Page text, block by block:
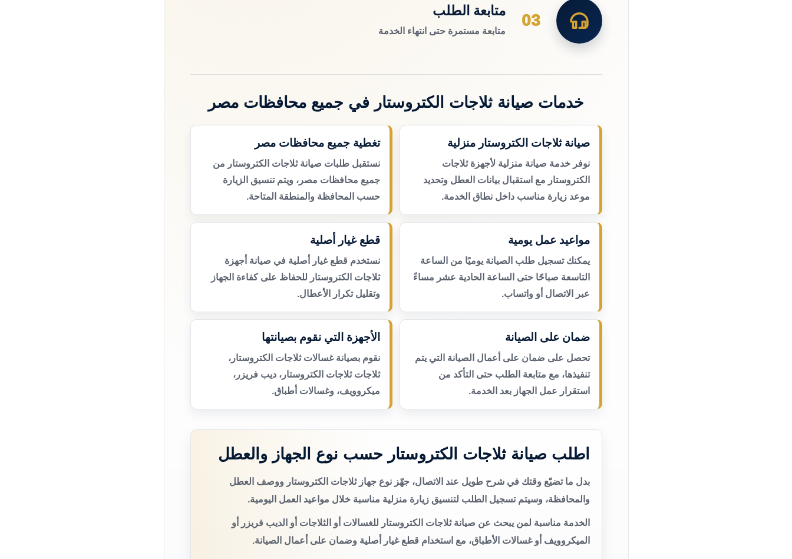
03
متابعة الطلب
متابعة مستمرة حتى انتهاء الخدمة
خدمات صيانة ثلاجات الكتروستار في جميع محافظات مصر
صيانة ثلاجات الكتروستار منزلية
نوفر خدمة صيانة منزلية لأجهزة ثلاجات
الكتروستار مع استقبال بيانات العطل وتحديد
موعد زيارة مناسب داخل نطاق الخدمة.
تغطية جميع محافظات مصر
نستقبل طلبات صيانة ثلاجات الكتروستار من
جميع محافظات مصر، ويتم تنسيق الزيارة
حسب المحافظة والمنطقة المتاحة.
مواعيد عمل يومية
يمكنك تسجيل طلب الصيانة يوميًا من الساعة
التاسعة صباحًا حتى الساعة الحادية عشر مساءً
عبر الاتصال أو واتساب.
قطع غيار أصلية
نستخدم قطع غيار أصلية في صيانة أجهزة
ثلاجات الكتروستار للحفاظ على كفاءة الجهاز
وتقليل تكرار الأعطال.
ضمان على الصيانة
تحصل على ضمان على أعمال الصيانة التي يتم
تنفيذها، مع متابعة الطلب حتى التأكد من
استقرار عمل الجهاز بعد الخدمة.
الأجهزة التي نقوم بصيانتها
نقوم بصيانة غسالات ثلاجات الكتروستار،
ثلاجات ثلاجات الكتروستار، ديب فريزر،
ميكروويف، وغسالات أطباق.
اطلب صيانة ثلاجات الكتروستار حسب نوع الجهاز والعطل
بدل ما تضيّع وقتك في شرح طويل عند الاتصال، جهّز نوع جهاز ثلاجات الكتروستار ووصف العطل
والمحافظة، وسيتم تسجيل الطلب لتنسيق زيارة منزلية مناسبة خلال مواعيد العمل اليومية.
الخدمة مناسبة لمن يبحث عن صيانة ثلاجات الكتروستار للغسالات أو الثلاجات أو الديب فريزر أو
الميكروويف أو غسالات الأطباق، مع استخدام قطع غيار أصلية وضمان على أعمال الصيانة.